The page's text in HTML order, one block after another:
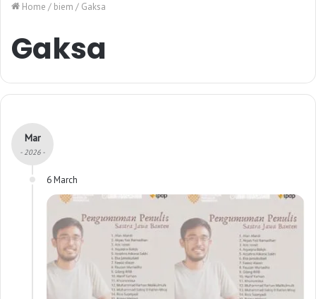
Home / biem / Gaksa
Gaksa
Mar
- 2026 -
6 March